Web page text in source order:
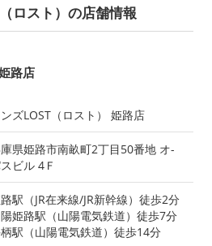
ロスト）の店舗情報
路店
ンズLOST（ロスト） 姫路店
県姫路市南畝町2丁目50番地 オ-
ビル 4Ｆ
駅（JR在来線/JR新幹線）徒歩2分
姫路駅（山陽電気鉄道）徒歩7分
駅（山陽電気鉄道）徒歩14分